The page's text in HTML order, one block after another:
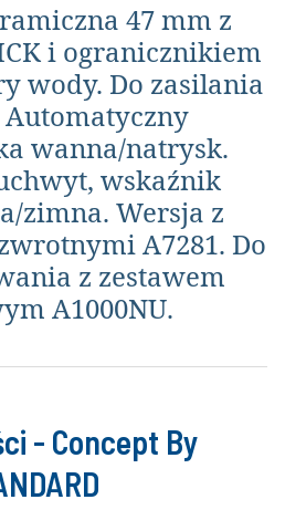
47mm z
i ogranicznikiem
wody. Do zasilania
wanna/natrysk.
wskaźnik
zimna. Wersja z
A7281. Do
z zestawem
A1000NU.
- Concept By